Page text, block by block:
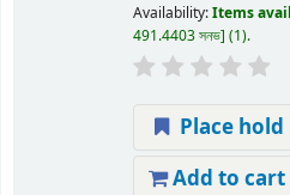
Availability:Items
491.4403 সনভ (1).
Place hold
Add to cart